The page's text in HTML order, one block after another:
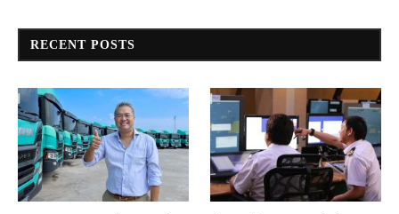
RECENT POSTS